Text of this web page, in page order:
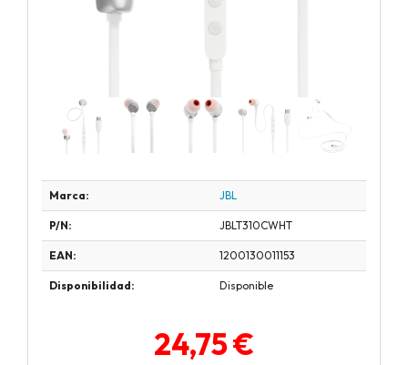
Marca: JBL
P/N: JBLT310CWHT
EAN: 1200130011153
Disponibilidad: Disponible
24,75 €